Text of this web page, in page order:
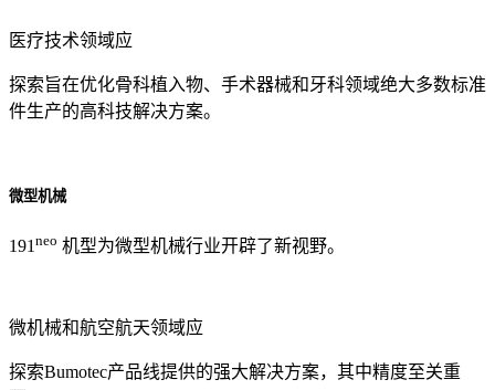
医疗技术领域应
探索旨在优化骨科植入物、手术器械和牙科领域绝大多数标准
件生产的高科技解决方案。
微型机械
191 neo 机型为微型机械行业开辟了新视野。
微机械和航空航天领域应
探索Bumotec产品线提供的强大解决方案，其中精度至关重